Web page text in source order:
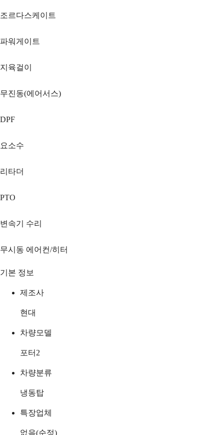
조르다스케이트
파워게이트
지육걸이
무진동(에어서스)
DPF
요소수
리타더
PTO
변속기 수리
무시동 에어컨/히터
기본 정보
제조사
현대
차량모델
포터2
차량분류
냉동탑
특장업체
없음(순정)